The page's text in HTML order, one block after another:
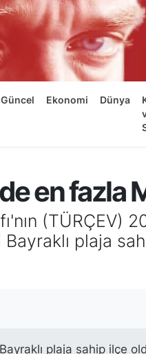
Güncel Ekonomi Dünya
en fazla
(TÜRÇEV)
plaja